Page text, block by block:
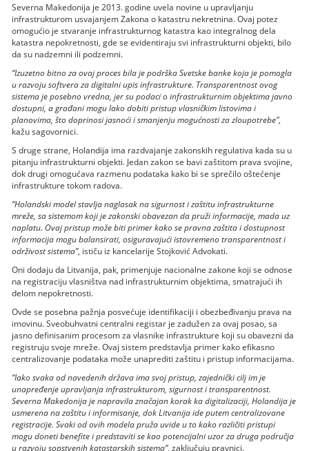
Severna Makedonija je 2013. godine uvela novine u upravljanju
infrastrukturom usvajanjem Zakona o katastru nekretnina. Ovaj potez
omogućio je stvaranje infrastrukturnog katastra kao integralnog dela
katastra nepokretnosti, gde se evidentiraju svi infrastrukturni objekti, bilo
da su nadzemni ili podzemni.
“Izuzetno bitno za ovaj proces bila je podrška Svetske banke koja je pomogla
u razvoju softvera za digitalni upis infrastrukture. Transparentnost ovog
sistema je posebno vredna, jer su podaci o infrastrukturnim objektima javno
dostupni, a građani mogu lako dobiti pristup vlasničkim listovima i
planovima, što doprinosi jasnoći i smanjenju mogućnosti za zloupotrebe”,
kažu sagovornici.
S druge strane, Holandija ima razdvajanje zakonskih regulativa kada su u
pitanju infrastrukturni objekti. Jedan zakon se bavi zaštitom prava svojine,
dok drugi omogućava razmenu podataka kako bi se sprečilo oštećenje
infrastrukture tokom radova.
“Holandski model stavlja naglasak na sigurnost i zaštitu infrastrukturne
mreže, sa sistemom koji je zakonski obavezan da pruži informacije, mada uz
naplatu. Ovaj pristup može biti primer kako se pravna zaštita i dostupnost
informacija mogu balansirati, osiguravajući istovremeno transparentnost i
održivost sistema”, ističu iz kancelarije Stojković Advokati.
Oni dodaju da Litvanija, pak, primenjuje nacionalne zakone koji se odnose
na registraciju vlasništva nad infrastrukturnim objektima, smatrajući ih
delom nepokretnosti.
Ovde se posebna pažnja posvećuje identifikaciji i obezbeđivanju prava na
imovinu. Sveobuhvatni centralni registar je zadužen za ovaj posao, sa
jasno definisanim procesom za vlasnike infrastrukture koji su obavezni da
registruju svoje mreže. Ovaj sistem predstavlja primer kako efikasno
centralizovanje podataka može unaprediti zaštitu i pristup informacijama.
“Iako svaka od navedenih država ima svoj pristup, zajednički cilj im je
unapređenje upravljanja infrastrukturom, sigurnost i transparentnost.
Severna Makedonija je napravila značajan korak ka digitalizaciji, Holandija je
usmerena na zaštitu i informisanje, dok Litvanija ide putem centralizovane
registracije. Svaki od ovih modela pruža uvide u to kako različiti pristupi
mogu doneti benefite i predstaviti se kao potencijalni uzor za druga područja
u razvoju sopstvenih katastarskih sistema”, zaključuju pravnici.